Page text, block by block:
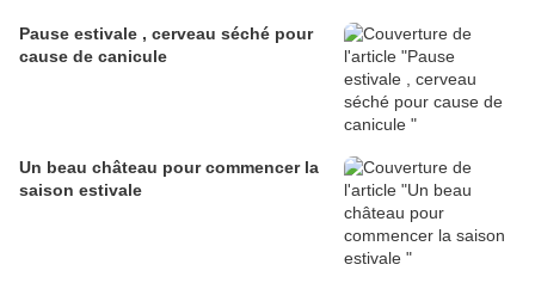
Pause estivale , cerveau séché pour
cause de canicule
Un beau château pour commencer la
saison estivale